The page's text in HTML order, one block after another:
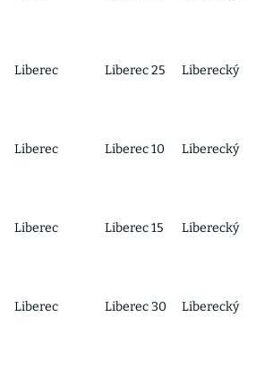
Liberec
Liberec 25 Liberecký
Liberec
Liberec 10 Liberecký
Liberec
Liberec 15 Liberecký
Liberec
Liberec 30 Liberecký